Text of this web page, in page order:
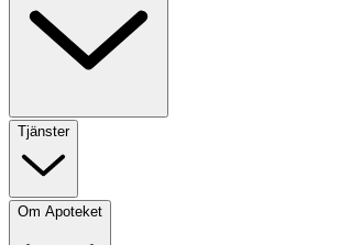
Tjänster
Om Apoteket